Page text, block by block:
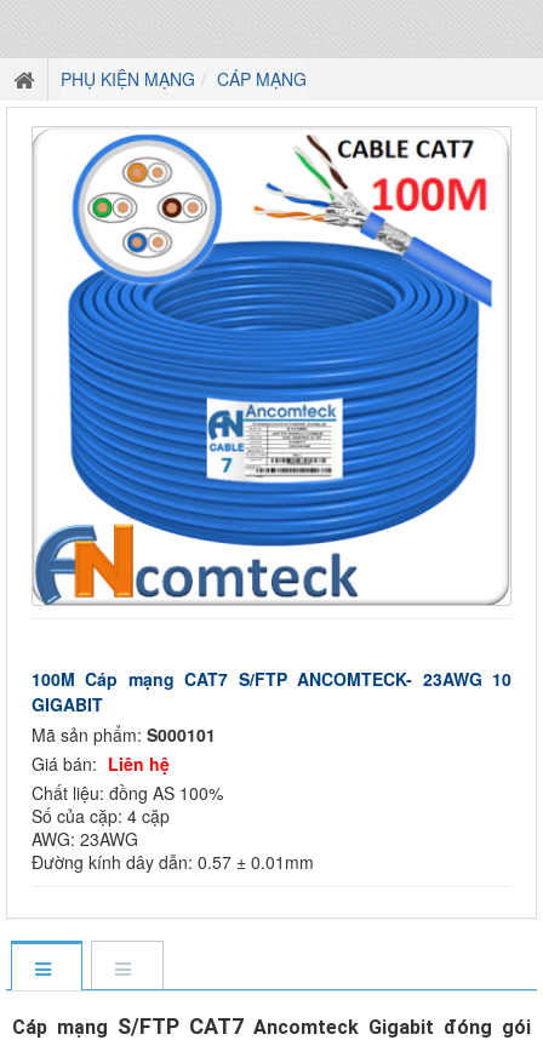
PHỤ KIỆN MẠNG CÁP MẠNG
100M Cáp mạng CAT7 S/FTP ANCOMTECK- 23AWG 10
GIGABIT
Mã sản phẩm: S000101
Giá bán: Liên hệ
Chất liệu: đồng AS 100%
Số của cặp: 4 cặp
AWG: 23AWG
Đường kính dây dẫn: 0.57 ± 0.01mm
Cáp mạng S/FTP CAT7 Ancomteck Gigabit đóng gói